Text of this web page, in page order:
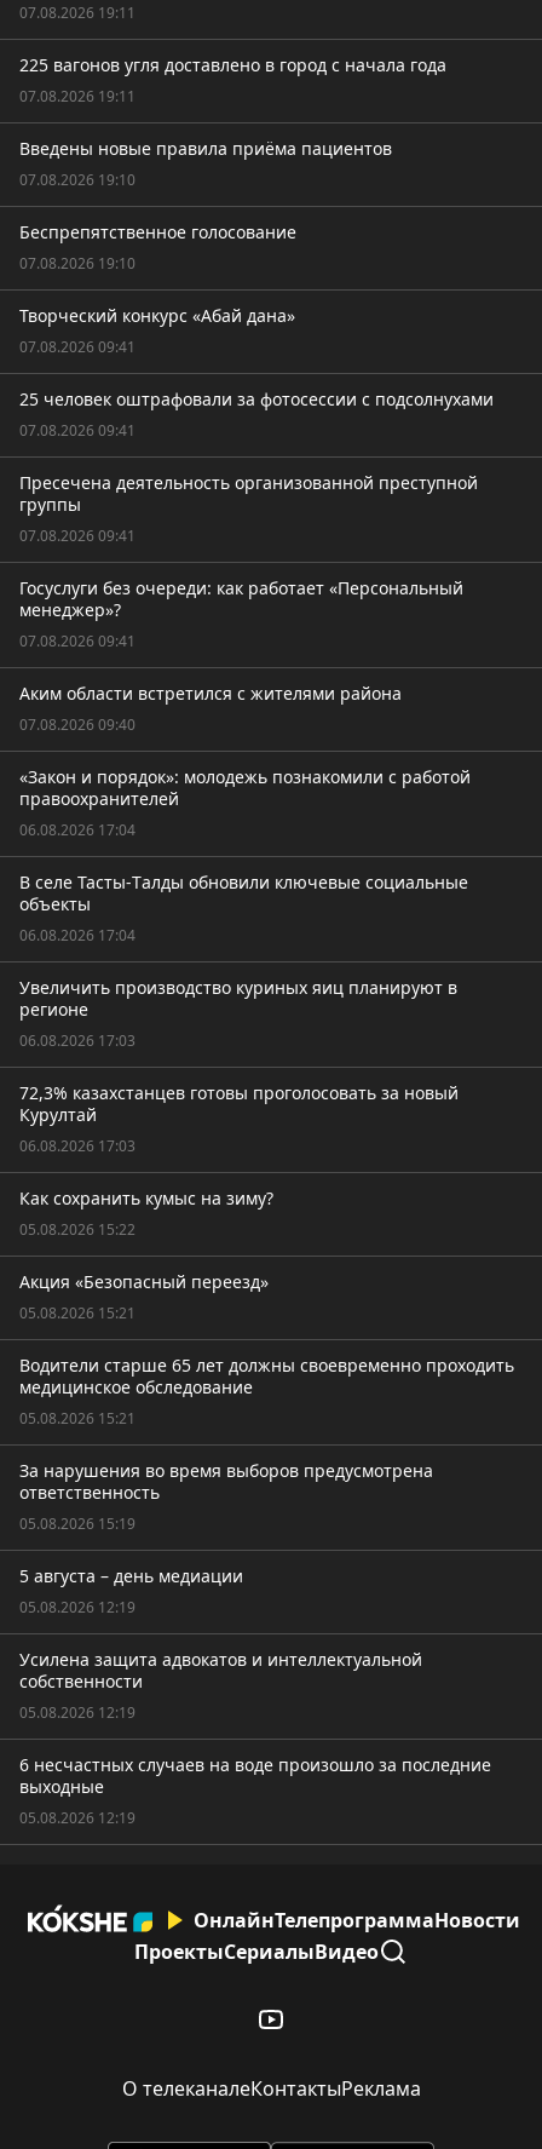
07.08.2026 19:11
225 вагонов угля доставлено в город с начала года
07.08.2026 19:11
Введены новые правила приёма пациентов
07.08.2026 19:10
Беспрепятственное голосование
07.08.2026 19:10
Творческий конкурс «Абай дана»
07.08.2026 09:41
25 человек оштрафовали за фотосессии с подсолнухами
07.08.2026 09:41
Пресечена деятельность организованной преступной
группы
07.08.2026 09:41
Госуслуги без очереди: как работает «Персональный
менеджер»?
07.08.2026 09:41
Аким области встретился с жителями района
07.08.2026 09:40
«Закон и порядок»: молодежь познакомили с работой
правоохранителей
06.08.2026 17:04
В селе Тасты-Tалды обновили ключевые социальные
объекты
06.08.2026 17:04
Увеличить производство куриных яиц планируют в
регионе
06.08.2026 17:03
72,3% казахстанцев готовы проголосовать за новый
Курултай
06.08.2026 17:03
Как сохранить кумыс на зиму?
05.08.2026 15:22
Акция «Безопасный переезд»
05.08.2026 15:21
Водители старше 65 лет должны своевременно проходить
медицинское обследование
05.08.2026 15:21
За нарушения во время выборов предусмотрена
ответственность
05.08.2026 15:19
5 августа – день медиации
05.08.2026 12:19
Усилена защита адвокатов и интеллектуальной
собственности
05.08.2026 12:19
6 несчастных случаев на воде произошло за последние
выходные
05.08.2026 12:19
ОнлайнТелепрограммаНовости
ПроектыСериалыВидео
О телеканалеКонтактыРеклама